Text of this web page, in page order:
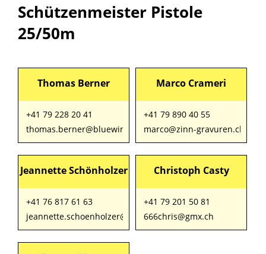
Schützenmeister Pistole
25/50m
Thomas Berner
+41 79 228 20 41
thomas.berner@bluewin.ch
Marco Crameri
+41 79 890 40 55
marco@zinn-gravuren.ch
Jeannette Schönholzer
+41 76 817 61 63
jeannette.schoenholzer@gmail.com
Christoph Casty
+41 79 201 50 81
666chris@gmx.ch